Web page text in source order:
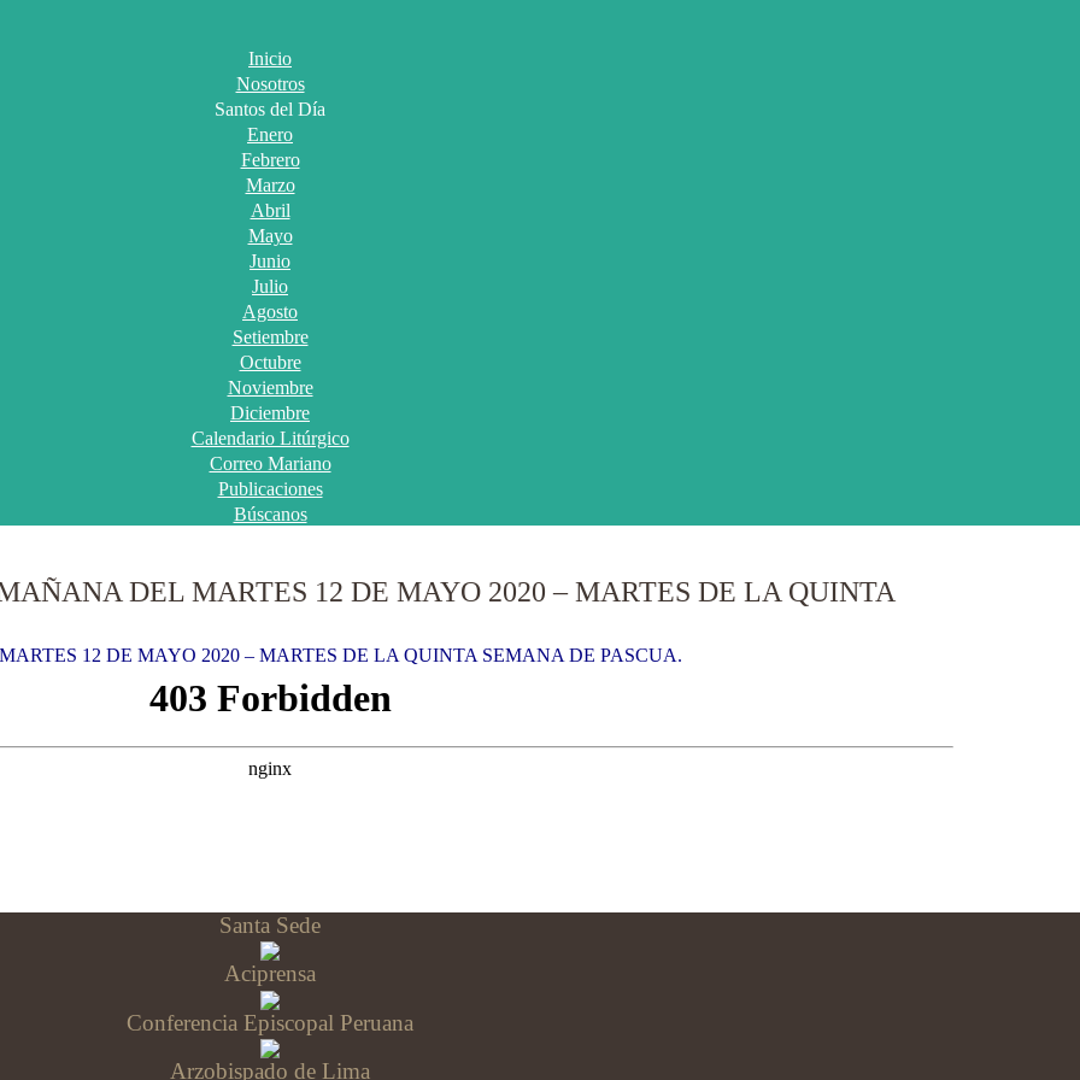
Inicio
Nosotros
Santos del Día
Enero
Febrero
Marzo
Abril
Mayo
Junio
Julio
Agosto
Setiembre
Octubre
Noviembre
Diciembre
Calendario Litúrgico
Correo Mariano
Publicaciones
Búscanos
DEL MARTES 12 DE MAYO 2020 – MARTES DE LA QUINTA
12 DE MAYO 2020 – MARTES DE LA QUINTA SEMANA DE PASCUA.
Santa Sede
Aciprensa
Conferencia Episcopal Peruana
Arzobispado de Lima